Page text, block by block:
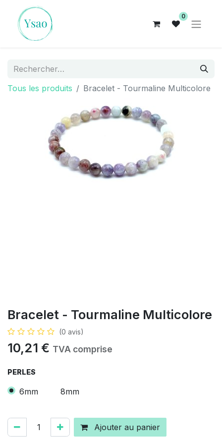
0
Tous les produits Bracelet - Tourmaline Multicolore
Bracelet - Tourmaline Multicolore
(0 avis)
10,21 € TVA comprise
PERLES
6mm 8mm
Ajouter au panier